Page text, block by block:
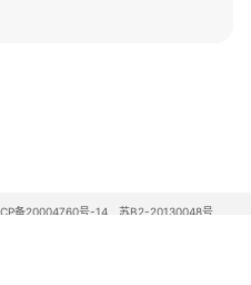
备20004760号-14
苏B2-20130048号